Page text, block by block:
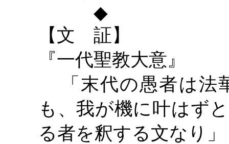
◆
【文 証】
『一代聖教大意』
「末代の愚者は法
も、我が機に叶はず
る者を釈する文なり